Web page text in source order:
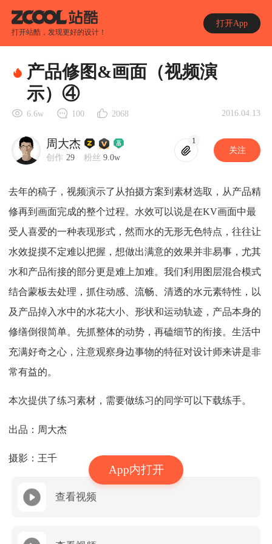
打开站酷，发现更好的设计！
打开App
App内打开
产品修图&画面（视频演
示）④
6.6w 100 2068 2016.04.13
周大杰
创作 29 粉丝 9.0w
1
关注
去年的稿子，视频演示了从拍摄方案到素材选取，从产品精
修再到画面完成的整个过程。水效可以说是在KV画面中最
受人喜爱的一种表现形式，然而水的无形无色特点，往往让
水效捉摸不定难以把握，想做出满意的效果并非易事，尤其
水和产品衔接的部分更是难上加难。我们利用图层混合模式
结合蒙板去处理，抓住动感、流畅、清透的水元素特性，以
及产品掉入水中的水花大小、形状和运动轨迹，产品本身的
修缮倒很简单。先抓整体的动势，再磕细节的衔接。生活中
充满好奇之心，注意观察身边事物的特征对设计师来讲是非
常有益的。
本次提供了练习素材，需要做练习的同学可以下载练手。
出品：周大杰
摄影：王千
查看视频